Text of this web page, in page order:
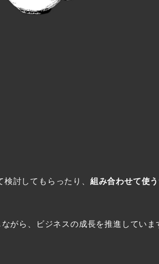
討してもらったり、 組み合わせて使
がら、ビジネスの成長を推進していま